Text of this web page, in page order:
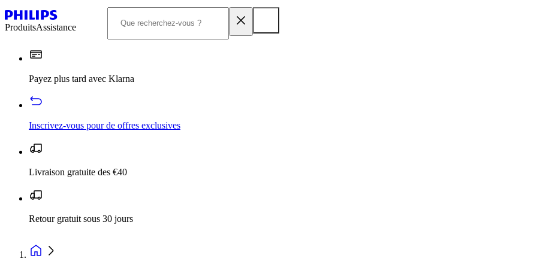
ProduitsAssistance
Payez plus tard avec Klarna
Inscrivez‑vous pour de offres exclusives
Livraison gratuite des €40
Retour gratuit sous 30 jours